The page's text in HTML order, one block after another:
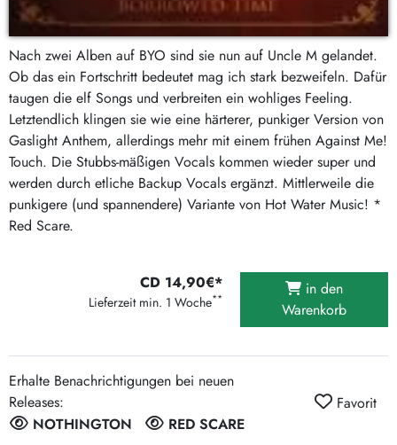
Nach zwei Alben auf BYO sind sie nun auf Uncle M gelandet.
Ob das ein Fortschritt bedeutet mag ich stark bezweifeln. Dafür
taugen die elf Songs und verbreiten ein wohliges Feeling.
Letztendlich klingen sie wie eine härterer, punkiger Version von
Gaslight Anthem, allerdings mehr mit einem frühen Against Me!
Touch. Die Stubbs-mäßigen Vocals kommen wieder super und
werden durch etliche Backup Vocals ergänzt. Mittlerweile die
punkigere (und spannendere) Variante von Hot Water Music! *
Red Scare.
CD 14,90€*
Lieferzeit min. 1 Woche**
in den
Warenkorb
Erhalte Benachrichtigungen bei neuen
Releases:
NOTHINGTON
RED SCARE
Favorit